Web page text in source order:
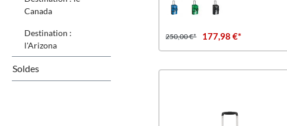
Canada
Destination :
l'Arizona
Soldes
250,00 €* 177,98 €*